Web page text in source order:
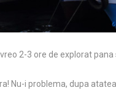
2-3 ore de explorat pana
Nu-i problema, dupa